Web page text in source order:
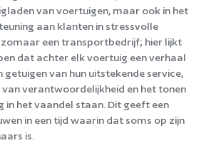
van voertuigen, maar ook in het
aan klanten in stressvolle
zomaar een transportbedrijf; hier lijkt
dat achter elk voertuig een verhaal
getuigen van hun uitstekende service,
verantwoordelijkheid en het tonen
in het vaandel staan. Dit geeft een
in een tijd waarin dat soms op zijn
is.